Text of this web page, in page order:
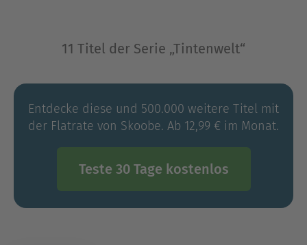
11 Titel der Serie „Tintenwelt“
Entdecke diese und 500.000 weitere Titel mit
der Flatrate von Skoobe. Ab 12,99 € im Monat.
Teste 30 Tage kostenlos